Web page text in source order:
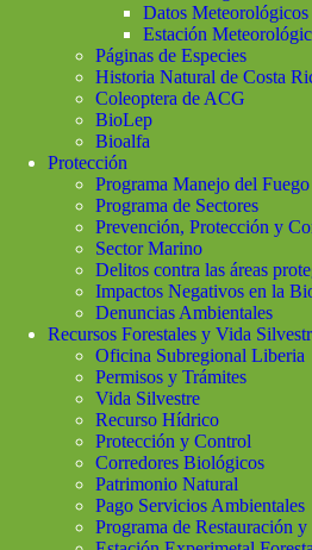
Datos Meteorológicos
Estación
Páginas de Especies
Historia Natural de Costa
Coleoptera de ACG
BioLep
Bioalfa
Protección
Programa Manejo del Fuego
Programa de Sectores
Prevención, Protección y
Sector Marino
Delitos contra las áreas
Impactos Negativos en la
Denuncias Ambientales
Recursos Forestales y Vida
Oficina Subregional Liberia
Permisos y Trámites
Vida Silvestre
Recurso Hídrico
Protección y Control
Corredores Biológicos
Patrimonio Natural
Pago Servicios Ambientales
Programa de Restauración